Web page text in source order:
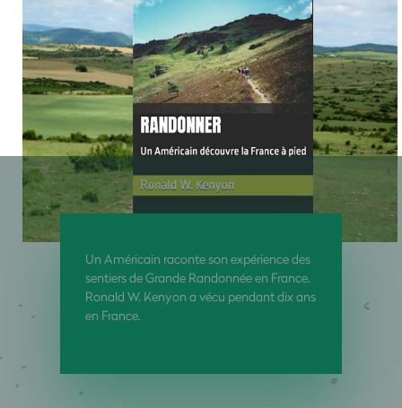
Un Américain raconte son expérience des
sentiers de Grande Randonnée en France.
Ronald W. Kenyon a vécu pendant dix ans
en France.